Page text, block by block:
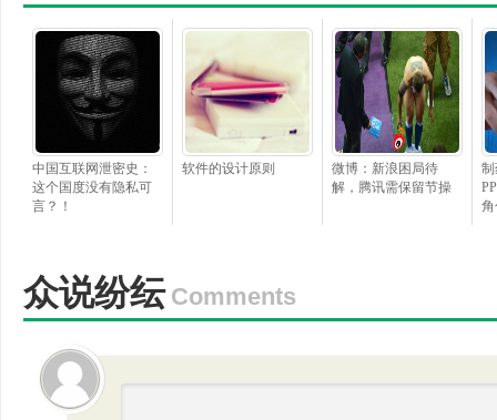
中国互联网泄密史：
这个国度没有隐私可
言？！
软件的设计原则
微博：新浪困局待
解，腾讯需保留节操
众说纷纭 Comments